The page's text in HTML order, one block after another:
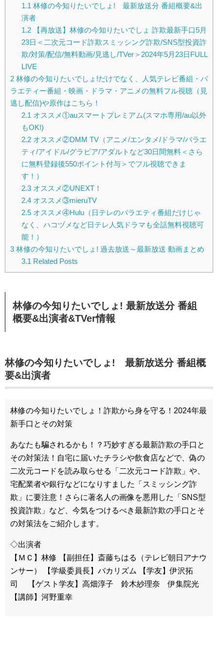
1.1 林修の今知りたいでしょ! 最新放送分 番組概要&出
演者
1.2【再放送】林修の今知りたいでしょ 詐欺最新手口5月
23日＜二次元コード詐欺スミッシング詐欺/SNS型投資詐
欺/対策/配信/無料動画/見逃し/TVer＞2024年5月23日FULL
LIVE
2 林修の今知りたいでしょ!だけでなく、人気テレビ番組・バ
ラエティー番組・映画・ドラマ・アニメの無料フル視聴（見
逃し配信)や原作はこちら！
2.1 オススメ①auスマートプレミアム(スマホ専用/au以外
もOK!)
2.2オススメ②DMM TV（アニメ/エンタメ/ドラマ/バラエ
ティ/アイドル/グラビア/アダルトなど30日間無料＜さら
に無料登録後550ポイント付与＞でフル視聴できま
す！）
2.3オススメ②UNEXT！
2.4オススメ③mieruTV
2.5オススメ④Hulu（日テレのバラエティ番組だけじゃ
なく、ハコヅメなど日テレ人気ドラマも全話無料視聴可
能！）
3 林修の今知りたいでしょ! 過去放送～最新放送 動画まとめ
3.1 Related Posts
林修の今知りたいでしょ! 最新放送分 番組
概要&出演者&TVer情報
林修の今知りたいでしょ! 最新放送分 番組概
要&出演者
林修の今知りたいでしょ！詐欺から身を守る！2024年最
新手口とその対策
あなたも騙されるかも！？巧妙すぎる最新詐欺の手口と
その対策法！自宅に届いたチラシや飲食店などで、偽の
二次元コードを読み取らせる「二次元コード詐欺」や、
宅配業者や銀行などになりすました「スミッシング詐
欺」に要注意！さらに著名人の画像を悪用した「SNS型
投資詐欺」など、今気をつけるべき最新詐欺の手口とそ
の対策法をご紹介します。
◇出演者
【ＭＣ】林修 【副担任】斎藤ちはる（テレビ朝日アナウ
ンサー） 【学級委員長】バカリズム 【学友】伊沢拓
司 【ゲスト学友】高畑淳子 鈴木紗理奈 伊集院光
【講師】河野重幸